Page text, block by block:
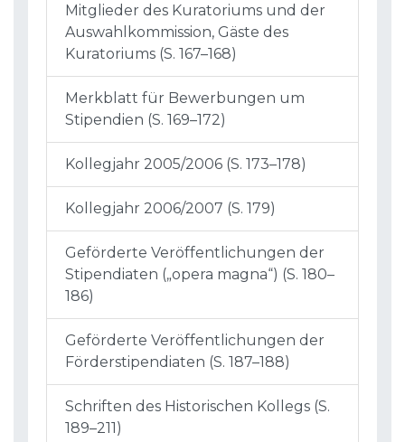
Mitglieder des Kuratoriums und der
Auswahlkommission, Gäste des
Kuratoriums (S. 167–168)
Merkblatt für Bewerbungen um
Stipendien (S. 169–172)
Kollegjahr 2005/2006 (S. 173–178)
Kollegjahr 2006/2007 (S. 179)
Geförderte Veröffentlichungen der
Stipendiaten („opera magna“) (S. 180–
186)
Geförderte Veröffentlichungen der
Förderstipendiaten (S. 187–188)
Schriften des Historischen Kollegs (S.
189–211)